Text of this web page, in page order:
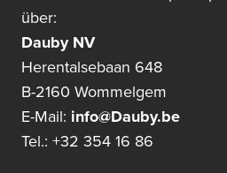
über:
Dauby NV
Herentalsebaan 648
B-2160 Wommelgem
E-Mail: info@Dauby.be
Tel.: +32 354 16 86